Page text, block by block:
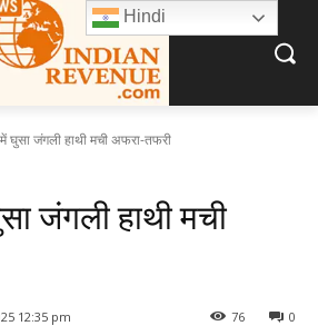
घुसा जंगली हाथी मची अफरा-तफरी
जंगली हाथी मची
12:35 pm 0
76
Hindi